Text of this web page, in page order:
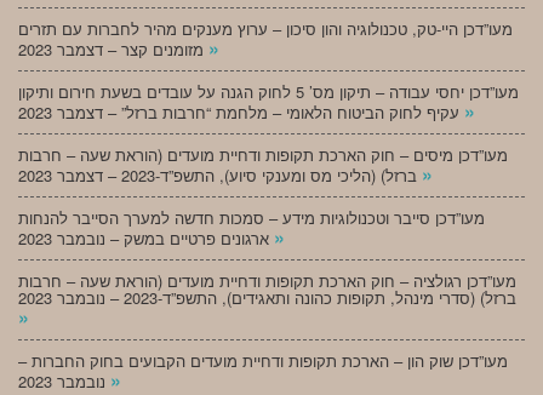
מעו”דכן היי-טק, טכנולוגיה והון סיכון – ערוץ מענקים מהיר לחברות עם תזרים
»
מעו”דכן יחסי עבודה – תיקון מס’ 5 לחוק הגנה על עובדים בשעת חירום ותיקון
»
מעו”דכן מיסים – חוק הארכת תקופות ודחיית מועדים (הוראת שעה – חרבות
»
מעו”דכן סייבר וטכנולוגיות מידע – סמכות חדשה למערך הסייבר להנחות
»
מעו”דכן רגולציה – חוק הארכת תקופות ודחיית מועדים (הוראת שעה – חרבות
ברזל) (סדרי מינהל, תקופות כהונה ותאגידים), התשפ”ד-2023 – נובמבר 2023
»
מעו”דכן שוק הון – הארכת תקופות ודחיית מועדים הקבועים בחוק החברות –
»